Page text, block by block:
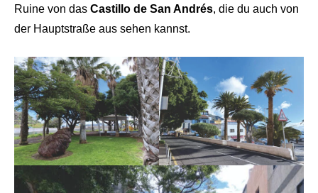
Ruine von das Castillo de San Andrés, die du auch von
der Hauptstraße aus sehen kannst.